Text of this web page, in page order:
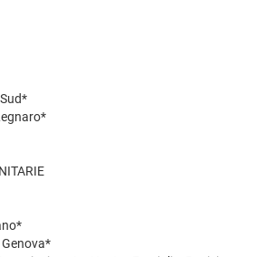
Genova*